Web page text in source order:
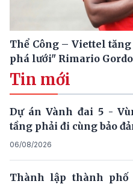
Thể Công – Viettel
phá lưới" Rimario
Tin mới
Dự án Vành đai 5 -
tầng phải đi cùng bảo
06/08/2026
Thành lập thành phố